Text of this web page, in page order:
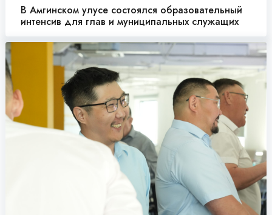
В Амгинском улусе состоялся образовательный
интенсив для глав и муниципальных служащих